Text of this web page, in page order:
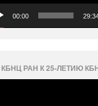
00:00
РАН К 25-ЛЕТИЮ